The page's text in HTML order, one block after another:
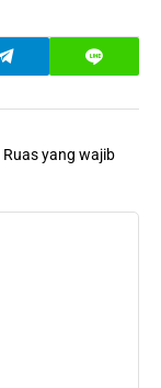
Ruas yang wajib